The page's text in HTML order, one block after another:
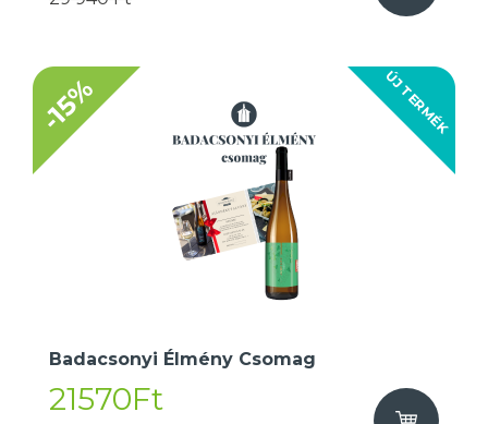
ÚJ TERMÉK
-15%
Badacsonyi Élmény Csomag
21570Ft